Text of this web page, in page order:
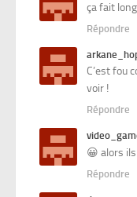
ça fait
Répondre
C’est fou
voir !
Répondre
😀 alors
Répondre